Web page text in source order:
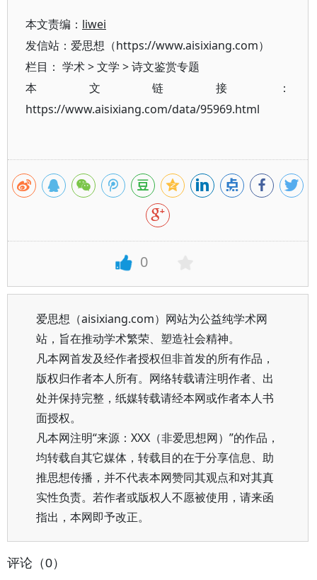
本文责编： liwei
发信站：爱思想（https://www.aisixiang.com）
栏目： 学术>文学 >诗文鉴赏专题
本文链接：
https://www.aisixiang.com/data/95969.html
0
爱思想（aisixiang.com）网站为公益纯学术网
站，旨在推动学术繁荣、塑造社会精神。
凡本网首发及经作者授权但非首发的所有作品，
版权归作者本人所有。网络转载请注明作者、出
处并保持完整，纸媒转载请经本网或作者本人书
面授权。
凡本网注明“来源：XXX（非爱思想网）”的作品，
均转载自其它媒体，转载目的在于分享信息、助
推思想传播，并不代表本网赞同其观点和对其真
实性负责。若作者或版权人不愿被使用，请来函
指出，本网即予改正。
评论（0）